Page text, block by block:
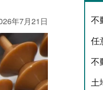
年7月21日
不
任
不
土